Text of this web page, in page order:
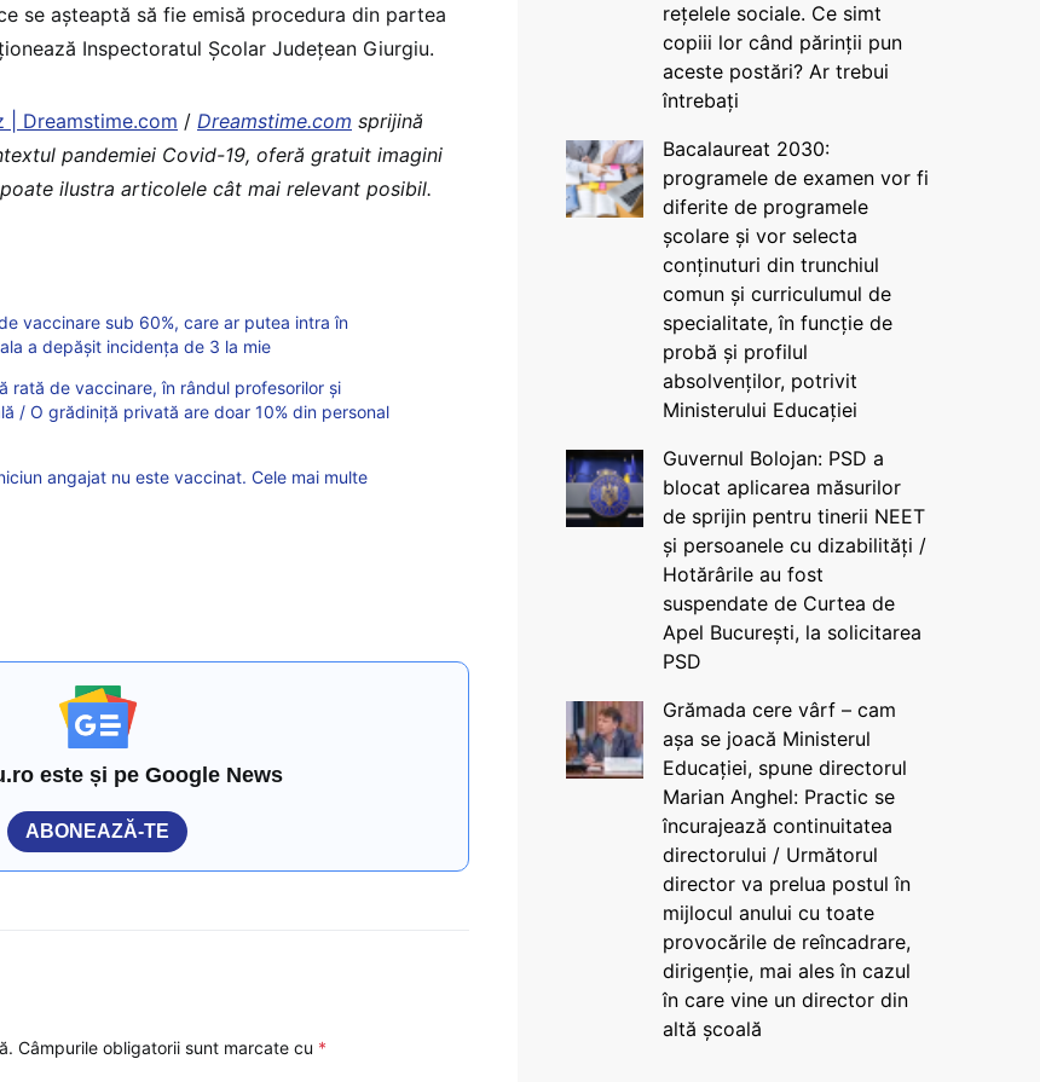
se aşteaptă să fie emisă procedura din partea
Inspectoratul Școlar Județean Giurgiu.
| Dreamstime.com / Dreamstime.com sprijină
pandemiei Covid-19, oferă gratuit imagini
ilustra articolele cât mai relevant posibil.
vaccinare sub 60%, care ar putea intra în
a depășit incidența de 3 la mie
rată de vaccinare, în rândul profesorilor și
/ O grădiniță privată are doar 10% din personal
angajat nu este vaccinat. Cele mai multe
este și pe Google News
ABONEAZĂ-TE
Câmpurile obligatorii sunt marcate cu *
rețelele sociale. Ce simt
copiii lor când părinții pun
aceste postări? Ar trebui
întrebați
Bacalaureat 2030:
programele de examen vor fi
diferite de programele
școlare și vor selecta
conținuturi din trunchiul
comun și curriculumul de
specialitate, în funcție de
probă și profilul
absolvenților, potrivit
Ministerului Educației
Guvernul Bolojan: PSD a
blocat aplicarea măsurilor
de sprijin pentru tinerii NEET
și persoanele cu dizabilități /
Hotărârile au fost
suspendate de Curtea de
Apel București, la solicitarea
PSD
Grămada cere vârf – cam
așa se joacă Ministerul
Educației, spune directorul
Marian Anghel: Practic se
încurajează continuitatea
directorului / Următorul
director va prelua postul în
mijlocul anului cu toate
provocările de reîncadrare,
dirigenție, mai ales în cazul
în care vine un director din
altă școală